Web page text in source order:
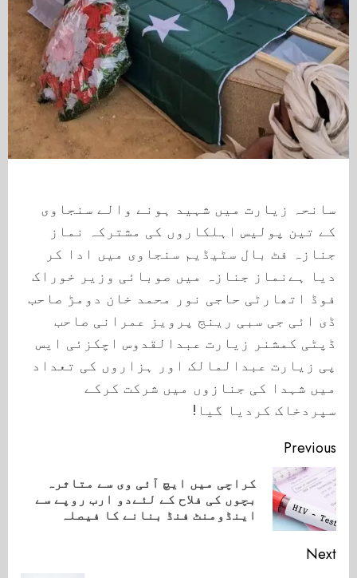
سانحہ زیارت میں شہید ہونے والے سنجاوی
کے تین پولیس اہلکاروں کی مشترکہ نماز
جنازہ فٹ بال سٹیڈیم سنجاوی میں ادا کر
دیا ہےنماز جنازہ میں صوبائی وزیر خوراک
فوڈ اتھارٹی حاجی نور محمد خان دومڑ صاحب
ڈی ائی جی سبی رینج پرویز عمرانی صاحب
ڈپٹی کمشنر زیارت عبدالقدوس اچکزئی ایس
پی زیارت عبدالمالک اور ہزاروں کی تعداد
میں شہدا کی جنازوں میں شرکت کرکے
سپردخاک کردیا گیا!
Continue
Reading
Previous
کراچی میں ایچ آئی وی سے متاثرہ
بچوں کی فلاح کے لئےدو ارب روپے سے
اینڈومنٹ فنڈ بنانے کا فیصلہ
Next